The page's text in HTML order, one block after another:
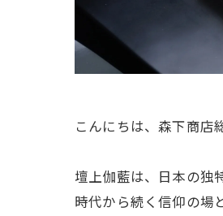
こんにちは、森下商店
壇上伽藍は、日本の独
時代から続く信仰の場